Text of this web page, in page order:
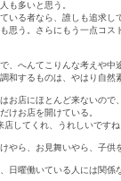
も多いと思う。
いる者なら、誰しも追求
思う。さらにもう一点コ
、へんてこりんな考えや中
和するものは、やはり自然
お店にほとんど来ないの
けお店を開けている。
してくれ、うれしいですね
やら、お見舞いやら、子供
日曜働いている人には関